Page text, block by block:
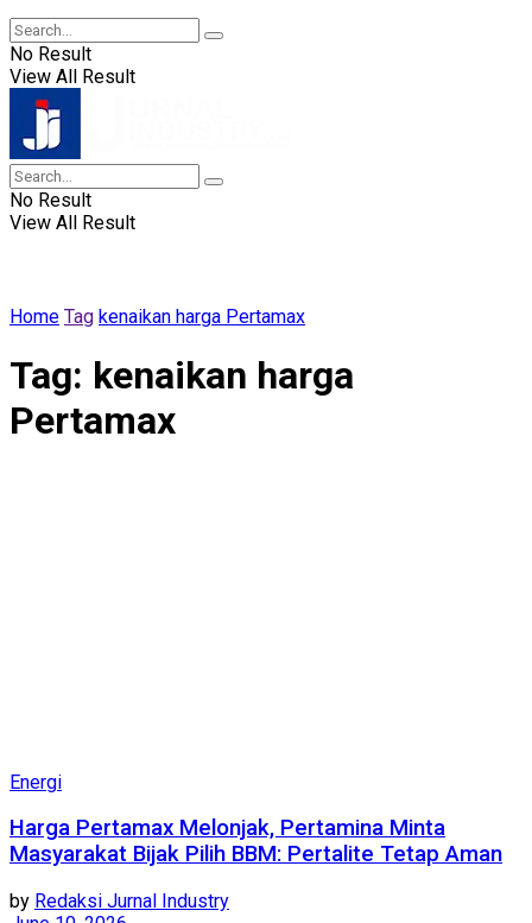
No Result
View All Result
No Result
View All Result
Home Tag kenaikan harga Pertamax
Tag: kenaikan harga
Pertamax
Energi
Harga Pertamax Melonjak, Pertamina Minta
Masyarakat Bijak Pilih BBM: Pertalite Tetap Aman
by Redaksi Jurnal Industry